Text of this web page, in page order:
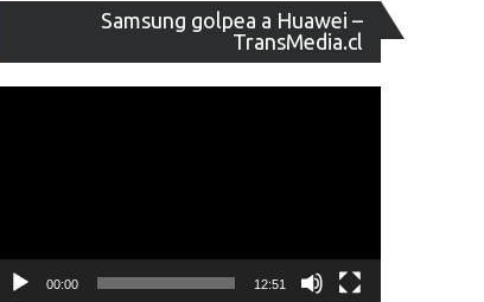
Samsung golpea a Huawei –
TransMedia.cl
de
vídeo
00:00 12:51